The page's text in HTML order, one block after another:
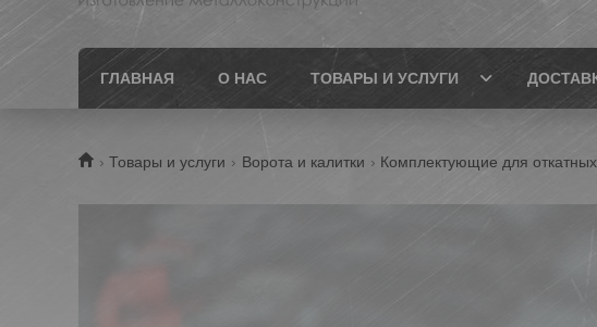
ГЛАВНАЯ О НАС ТОВАРЫ И УСЛУГИ
Товары и услуги Ворота и калитки Комплектующие для